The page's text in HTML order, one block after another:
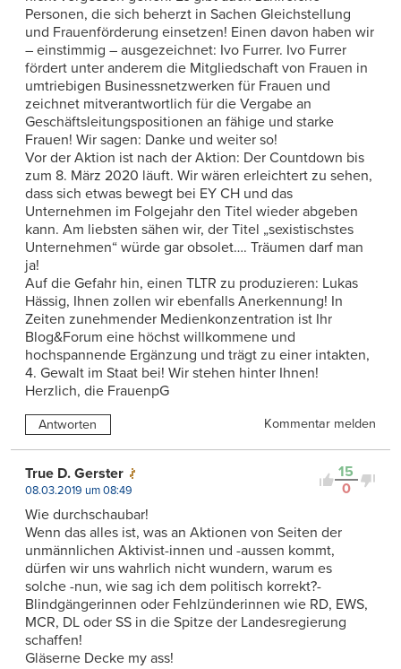
Personen, die sich beherzt in Sachen Gleichstellung
und Frauenförderung einsetzen! Einen davon haben wir
– einstimmig – ausgezeichnet: Ivo Furrer. Ivo Furrer
fördert unter anderem die Mitgliedschaft von Frauen in
umtriebigen Businessnetzwerken für Frauen und
zeichnet mitverantwortlich für die Vergabe an
Geschäftsleitungspositionen an fähige und starke
Frauen! Wir sagen: Danke und weiter so!
Vor der Aktion ist nach der Aktion: Der Countdown bis
zum 8. März 2020 läuft. Wir wären erleichtert zu sehen,
dass sich etwas bewegt bei EY CH und das
Unternehmen im Folgejahr den Titel wieder abgeben
kann. Am liebsten sähen wir, der Titel „sexistischstes
Unternehmen“ würde gar obsolet…. Träumen darf man
ja!
Auf die Gefahr hin, einen TLTR zu produzieren: Lukas
Hässig, Ihnen zollen wir ebenfalls Anerkennung! In
Zeiten zunehmender Medienkonzentration ist Ihr
Blog&Forum eine höchst willkommene und
hochspannende Ergänzung und trägt zu einer intakten,
4. Gewalt im Staat bei! Wir stehen hinter Ihnen!
Herzlich, die FrauenpG
Antworten Kommentar melden
15
0
True D. Gerster
08.03.2019 um 08:49
Wie durchschaubar!
Wenn das alles ist, was an Aktionen von Seiten der
unmännlichen Aktivist-innen und -aussen kommt,
dürfen wir uns wahrlich nicht wundern, warum es
solche -nun, wie sag ich dem politisch korrekt?-
Blindgängerinnen oder Fehlzünderinnen wie RD, EWS,
MCR, DL oder SS in die Spitze der Landesregierung
schaffen!
Gläserne Decke my ass!